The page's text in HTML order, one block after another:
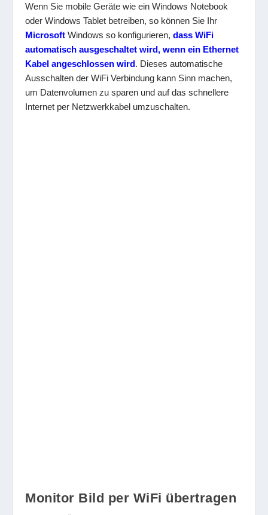
Wenn Sie mobile Geräte wie ein Windows Notebook
oder Windows Tablet betreiben, so können Sie Ihr
Microsoft Windows so konfigurieren,dass WiFi
automatisch ausgeschaltet wird, wenn ein Ethernet
Kabel angeschlossen wird. Dieses automatische
Ausschalten der WiFi Verbindung kann Sinn machen,
um Datenvolumen zu sparen und auf das schnellere
Internet per Netzwerkkabel umzuschalten.
Monitor Bild per WiFi übertragen